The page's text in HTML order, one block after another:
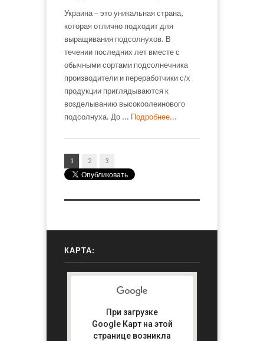
Украина – это уникальная страна,
которая отлично подходит для
выращивания подсолнухов. В
течении последних лет вместе с
обычными сортами подсолнечника
производители и переработчики с/х
продукции приглядываются к
возделыванию высокоолеинового
подсолнуха. До ... Подробнее...
1 2 3
КАРТА:
При загрузке
Google Карт на этой
странице возникла